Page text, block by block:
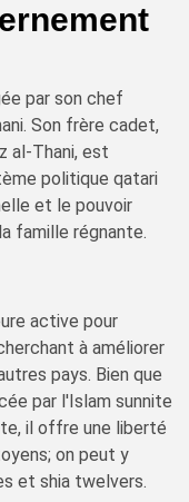
par son chef
Son frère cadet,
al-Thani, est
politique qatari
et le pouvoir
famille régnante.
active pour
à améliorer
pays. Bien que
par l'Islam sunnite
il offre une liberté
on peut y
et shia twelvers.